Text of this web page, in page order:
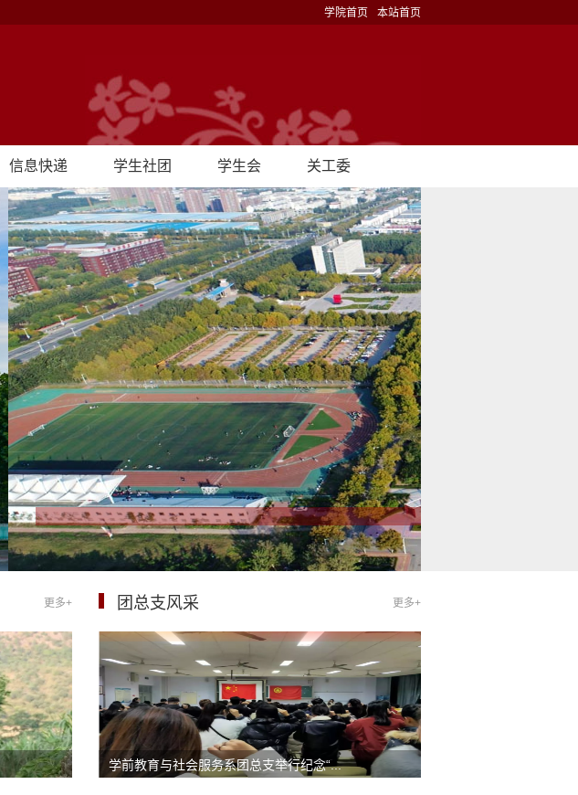
学院首页 本站首页
信息快递 学生社团 学生会 关工委
更多+ 更多+
团总支风采
学前教育与社会服务系团总支举行纪念“...